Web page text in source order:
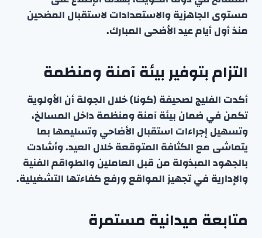
مستوى الجاهزية والاستعدادات لاستقبال المضحين
منذ أول أيام عيد الأضحى المبارك.
التزام بتوفير بيئة آمنة ومنظمة
أكدت الفليج لصحيفة (كونا) خلال الجولة أن الأولوية
تكمن في ضمان بيئة آمنة ومنظمة داخل المسالخ،
وتسهيل إجراءات استقبال الأضاحي وتسليمها بما
يتماشى مع الكثافة المتوقعة خلال العيد. وأشادت
بالجهود المبذولة من قبل العاملين والطواقم الفنية
والإدارية في تجهيز المواقع ورفع كفاءتها التشغيلية.
متابعة ميدانية مستمرة